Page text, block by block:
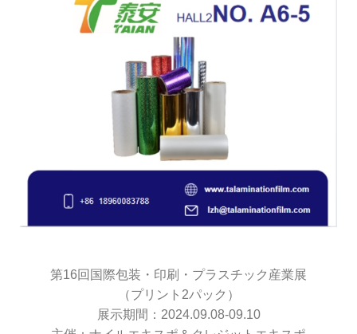
第16回国際包装・印刷・プラスチック産業展
（プリント2パック）
展示期間：2024.09.08-09.10